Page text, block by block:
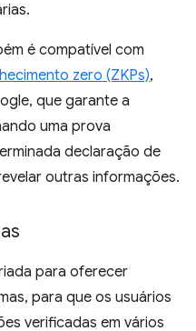
é compatível com
zero (ZKPs),
que garante a
uma prova
declaração de
outras informações.
para oferecer
para que os usuários
verificadas em vários